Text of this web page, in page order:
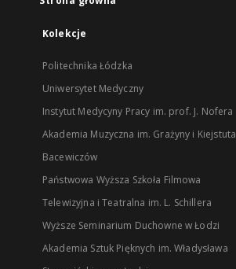
Kolekcje
Politechnika Łódzka
Uniwersytet Medyczny
Instytut Medycyny Pracy im. prof. J. Nofera
Akademia Muzyczna im. Grażyny i Kiejstuta
Bacewiczów
Państwowa Wyższa Szkoła Filmowa
Telewizyjna i Teatralna im. L. Schillera
Wyższe Seminarium Duchowne w Łodzi
Akademia Sztuk Pięknych im. Władysława